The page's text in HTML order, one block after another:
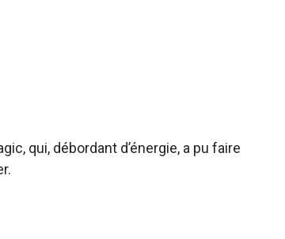
qui, débordant d’énergie, a pu faire